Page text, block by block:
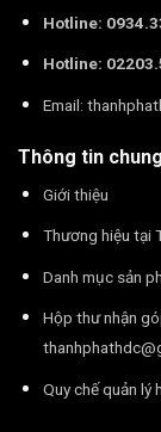
Hotline:
Hotline:
Email:
Thông tin chung
Giới thiệu
Thương hiệu tại
Danh mục sản
Hộp thư nhận
Quy chế quản lý